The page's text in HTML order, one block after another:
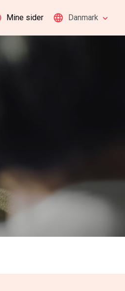
Mine sider Danmark